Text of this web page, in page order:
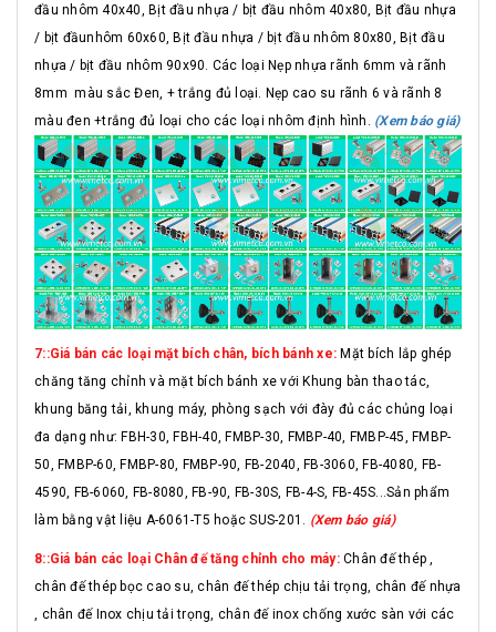
đầu nhôm 40x40, Bịt đầu nhựa / bịt đầu nhôm 40x80, Bịt đầu nhựa
/ bịt đầunhôm 60x60, Bịt đầu nhựa / bịt đầu nhôm 80x80, Bịt đầu
nhựa / bịt đầu nhôm 90x90. Các loại Nẹp nhựa rãnh 6mm và rãnh
8mm màu sắc Đen, + trắng đủ loại. Nẹp cao su rãnh 6 và rãnh 8
màu đen +trắng đủ loại cho các loại nhôm định hình. (Xem báo giá)
7::Giá bán các loại mặt bích chân, bích bánh xe:Mặt bích lắp ghép
chăng tăng chỉnh và mặt bích bánh xe với Khung bàn thao tác,
khung băng tải, khung máy, phòng sạch với đày đủ các chủng loại
đa dạng như: FBH-30, FBH-40, FMBP-30, FMBP-40, FMBP-45, FMBP-
50, FMBP-60, FMBP-80, FMBP-90, FB-2040, FB-3060, FB-4080, FB-
4590, FB-6060, FB-8080, FB-90, FB-30S, FB-4-S, FB-45S...Sản phẩm
làm bằng vật liệu A-6061-T5 hoặc SUS-201.
(Xem báo giá)
8::Giá bán các loại Chân đế tăng chỉnh cho máy:Chân đế thép ,
chân đế thép bọc cao su, chân đế thép chịu tải trọng, chân đế nhựa
, chân đế Inox chịu tải trọng, chân đế inox chống xước sàn với các